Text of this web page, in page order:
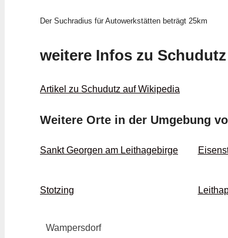
Der Suchradius für Autowerkstätten beträgt 25km
weitere Infos zu Schudutz
Artikel zu Schudutz auf Wikipedia
Weitere Orte in der Umgebung
Sankt Georgen am Leithagebirge
Stotzing
Wampersdorf